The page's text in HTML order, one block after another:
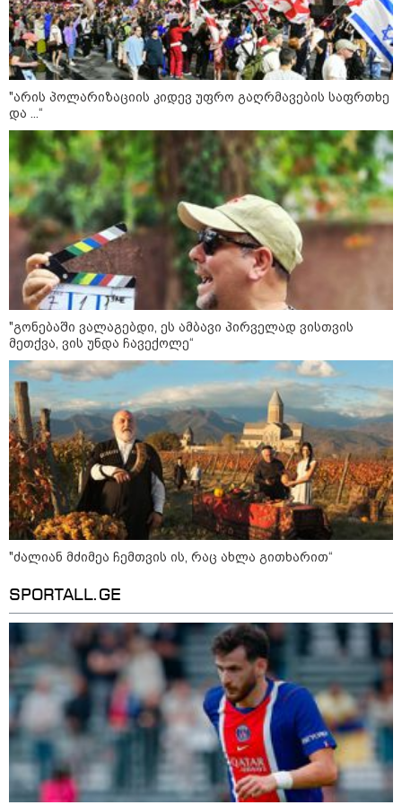
„შარშანდელივით კოლოსალური
ფასები მოსალოდნელი არაა“ - რა
ეღირება წელს თხილი?
ინფრასტრუქტურის ძირითადი
პარამეტრები დაკორექტირდა - რა
წერია გზშ-ის ანგარიშში
უნცია ოქრო დღიურად 101
დოლარით გაძვირდა - რა ღირს
გრამი საქართველოში?
პოლიტიკა
10:45 / 10-08-2026
"2008-2022 წლებში რუსეთში საქმიანობას
არ ერიდებოდნენ, "სუხიშვილები",
ნიკოლოზ რაჭველი და პაატა
"არის პოლარიზაციის კიდევ უფრო გაღრმავების საფრთხე
და ...“
"გონებაში ვალაგებდი, ეს ამბავი პირველად ვისთვის
მეთქვა, ვის უნდა ჩავექოლე“
"ძალიან მძიმეა ჩემთვის ის, რაც ახლა გითხარით“
SPORTALL.GE